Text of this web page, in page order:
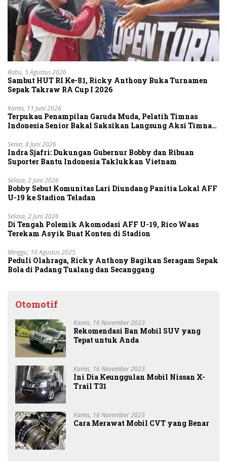
Rabu, 5 Agustus 2026
Sambut HUT RI Ke-81, Ricky Anthony Buka Turnamen
Sepak Takraw RA Cup I 2026
Kamis, 11 Juni 2026
Terpukau Penampilan Garuda Muda, Pelatih Timnas
Indonesia Senior Bakal Saksikan Langsung Aksi Timnas
Senin, 8 Juni 2026
Indra Sjafri: Dukungan Gubernur Bobby dan Ribuan
Suporter Bantu Indonesia Taklukkan Vietnam
Selasa, 2 Juni 2026
Bobby Sebut Komunitas Lari Diundang Panitia Lokal AFF
U-19 ke Stadion Teladan
Selasa, 2 Juni 2026
Di Tengah Polemik Akomodasi AFF U-19, Rico Waas
Terekam Asyik Buat Konten di Stadion
Minggu, 10 Agustus 2025
Peduli Olahraga, Ricky Anthony Bagikan Seragam Sepak
Bola di Padang Tualang dan Secanggang
Otomotif
Kamis, 16 November 2023
Rekomendasi Ban Mobil SUV yang
Tepat untuk Anda
Kamis, 16 November 2023
Ini Dia Keunggulan Mobil Nissan X-
Trail T31
Kamis, 16 November 2023
Cara Merawat Mobil CVT yang Benar